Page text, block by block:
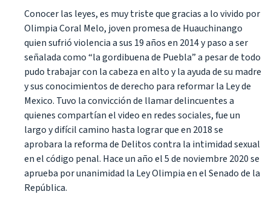
Conocer las leyes, es muy triste que gracias a lo vivido por
Olimpia Coral Melo, joven promesa de Huauchinango
quien sufrió violencia a sus 19 años en 2014 y paso a ser
señalada como “la gordibuena de Puebla” a pesar de todo
pudo trabajar con la cabeza en alto y la ayuda de su madre
y sus conocimientos de derecho para reformar la Ley de
Mexico. Tuvo la convicción de llamar delincuentes a
quienes compartían el video en redes sociales, fue un
largo y difícil camino hasta lograr que en 2018 se
aprobara la reforma de Delitos contra la intimidad sexual
en el código penal. Hace un año el 5 de noviembre 2020 se
aprueba por unanimidad la Ley Olimpia en el Senado de la
República.